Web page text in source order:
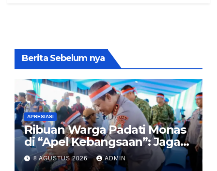
Berita Sebelum nya
APRESIASI
Ribuan Warga Padati Monas
di “Apel Kebangsaan”: Jaga
Jakarta Berarti Jaga
Indonesia
8 AGUSTUS 2026 ADMIN